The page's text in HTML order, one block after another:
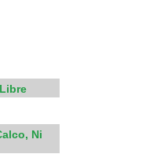
Ni